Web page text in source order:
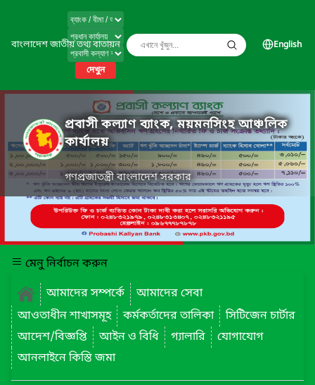
বাংলাদেশ জাতীয় তথ্য বাতায়ন
দেখুন
English
প্রবাসী কল্যাণ ব্যাংক, ময়মনসিংহ আঞ্চলিক
কার্যালয়
গণপ্রজাতন্ত্রী বাংলাদেশ সরকার
মেনু নির্বাচন করুন
আমাদের সম্পর্কে
আমাদের সেবা
আওতাধীন শাখাসমূহ
কর্মকর্তাদের তালিকা
সিটিজেন চার্টার
আদেশ/বিজ্ঞপ্তি
আইন ও বিধি গ্যালারি
যোগাযোগ
আনলাইনে কিস্তি জমা